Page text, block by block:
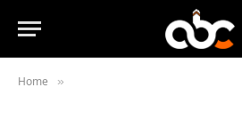
Home »